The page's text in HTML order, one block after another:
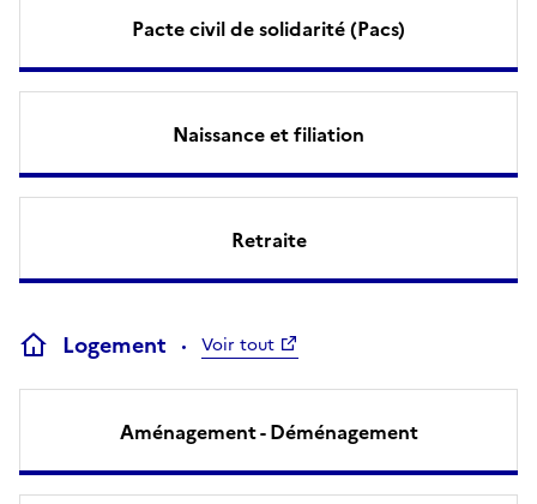
Pacte civil de solidarité (Pacs)
Naissance et filiation
Retraite
Logement Voir tout
Aménagement - Déménagement